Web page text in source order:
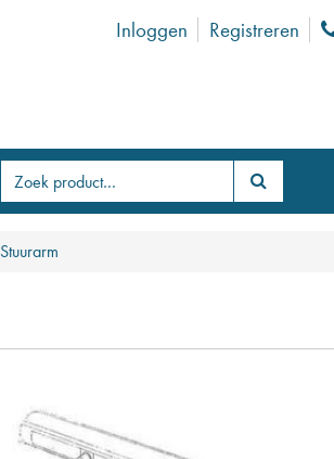
Inloggen Registreren
Stuurarm